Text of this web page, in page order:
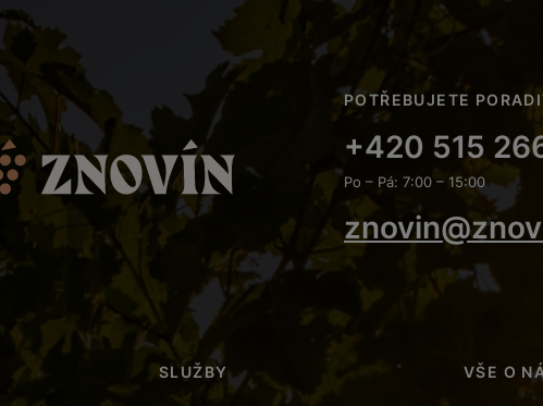
POTŘEBUJETE
+420 515
Po – Pá: 7:00 – 15:00
SLUŽBY VŠE O